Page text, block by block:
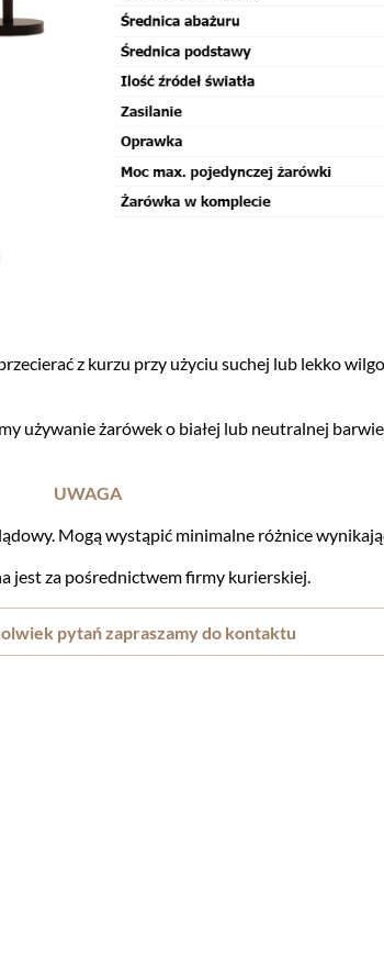
z kurzu przy użyciu suchej lub lekko
używanie żarówek o białej lub neutralnej
UWAGA
Mogą wystąpić minimalne różnice
jest za pośrednictwem firmy kurierskiej.
pytań zapraszamy do kontaktu